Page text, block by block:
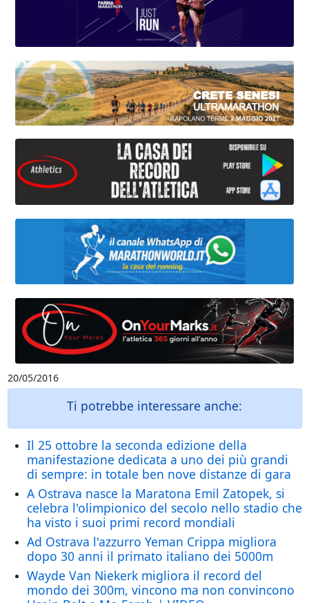
20/05/2016
Ti potrebbe interessare anche:
Il 25 ottobre la seconda edizione della
manifestazione dedicata a uno dei più grandi
di sempre: in totale ben nove distanze di gara
A Ostrava nasce la Maratona Emil Zatopek, si
celebra l'olimpionico del secolo nello stadio che
ha visto i suoi primi record mondiali
Ad Ostrava l'azzurro Yeman Crippa migliora
dopo 30 anni il primato italiano dei 5000m
Wayde Van Niekerk migliora il record del
mondo dei 300m, vincono ma non convincono